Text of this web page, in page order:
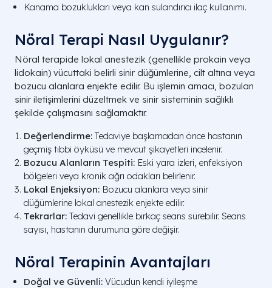
Kanama bozuklukları veya kan sulandırıcı ilaç kullanımı.
Nöral Terapi Nasıl Uygulanır?
Nöral terapide lokal anestezik (genellikle prokain veya
lidokain) vücuttaki belirli sinir düğümlerine, cilt altına veya
bozucu alanlara enjekte edilir. Bu işlemin amacı, bozulan
sinir iletişimlerini düzeltmek ve sinir sisteminin sağlıklı
şekilde çalışmasını sağlamaktır.
Değerlendirme: Tedaviye başlamadan önce hastanın
geçmiş tıbbi öyküsü ve mevcut şikayetleri incelenir.
Bozucu Alanların Tespiti: Eski yara izleri, enfeksiyon
bölgeleri veya kronik ağrı odakları belirlenir.
Lokal Enjeksiyon: Bozucu alanlara veya sinir
düğümlerine lokal anestezik enjekte edilir.
Tekrarlar: Tedavi genellikle birkaç seans sürebilir. Seans
sayısı, hastanın durumuna göre değişir.
Nöral Terapinin Avantajları
Doğal ve Güvenli: Vücudun kendi iyileşme